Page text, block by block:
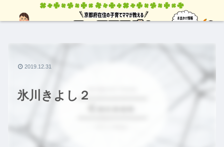
氷川きよし２
2019.12.31